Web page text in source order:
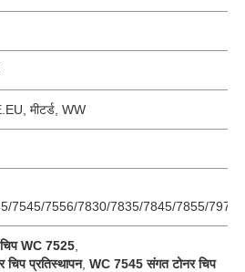
मीटर्ड, WW
7545/7556/7830/7835/7845/7855/7970
WC 7525
चिप प्रतिस्थापन,WC 7545 संगत टोनर चिप